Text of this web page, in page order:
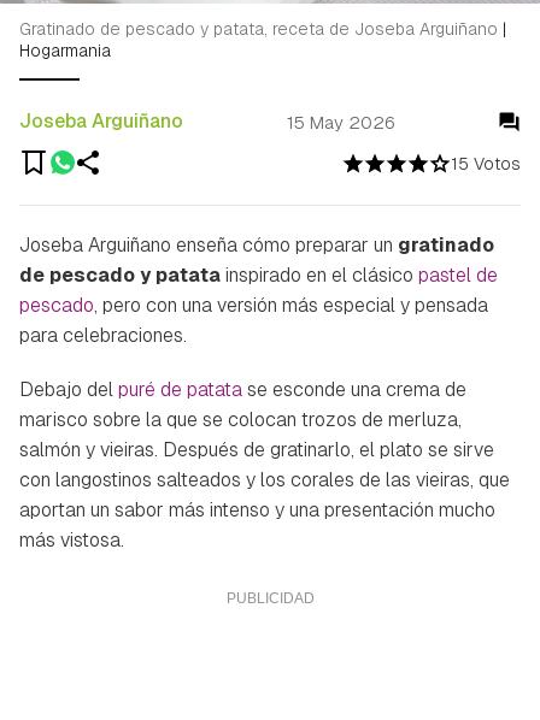
15 Votos
Joseba Arguiñano 15 May 2026
Gratinado de pescado y patata, receta de Joseba Arguiñano |
Hogarmania
Joseba Arguiñano enseña cómo preparar un gratinado
de pescado y patatainspirado en el clásico pastel de
pescado, pero con una versión más especial y pensada
para celebraciones.
Debajo delpuré de patatase esconde una crema de
marisco sobre la que se colocan trozos de merluza,
salmón y vieiras. Después de gratinarlo, el plato se sirve
con langostinos salteados y los corales de las vieiras, que
aportan un sabor más intenso y una presentación mucho
más vistosa.